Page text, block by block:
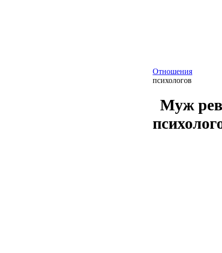
Отношения
психологов
Муж